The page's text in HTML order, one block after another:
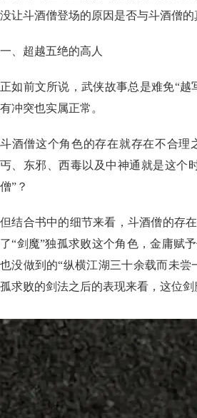
没让斗酒僧登场的原因是否与斗酒僧的
一、超越五绝的高人
正如前文所说，武侠故事总是难免“
有冲突也实属正常。
斗酒僧这个角色的存在就存在不合理
丐、东邪、西毒以及中神通就是这个
僧”？
但结合书中的细节来看，斗酒僧的存
了“剑魔”独孤求败这个角色，金庸赋
也没做到的“纵横江湖三十余载而未
孤求败的剑法之后的表现来看，这位